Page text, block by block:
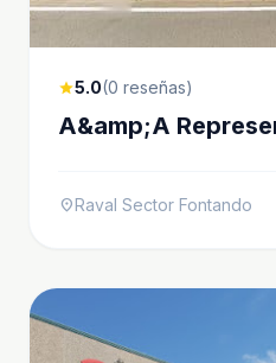
star5.0(0 reseñas)
A&amp;A
location_onRaval Sector Fontando